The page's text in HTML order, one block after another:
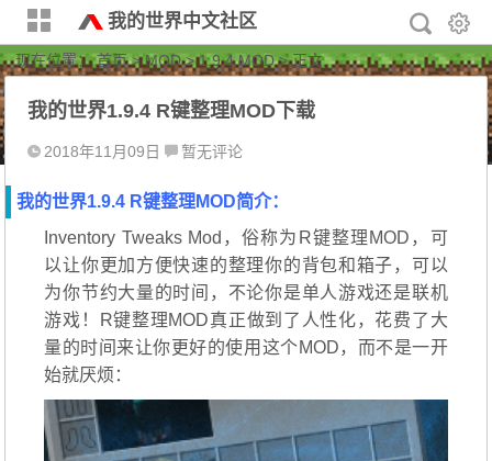
我的世界中文社区
现在位置：首页>MOD>1.9.4 MOD> 正文
我的世界1.9.4 R键整理MOD下载
2018年11月09日 暂无评论
我的世界1.9.4 R键整理MOD简介：
Inventory Tweaks Mod，俗称为R键整理MOD，可
以让你更加方便快速的整理你的背包和箱子，可以
为你节约大量的时间，不论你是单人游戏还是联机
游戏！R键整理MOD真正做到了人性化，花费了大
量的时间来让你更好的使用这个MOD，而不是一开
始就厌烦：